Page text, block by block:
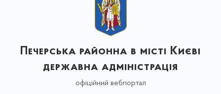
Печерська районна в місті Києві
державна адміністрація
офіційний вебпортал